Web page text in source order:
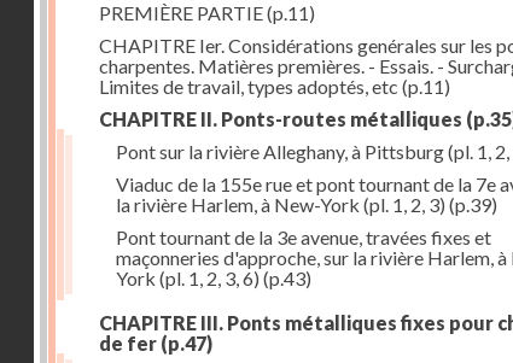
PREMIÈRE PARTIE(p.11)
CHAPITRE Ier. Considérations genérales sur les
charpentes. Matières premières. - Essais. -
Limites de travail, types adoptés, etc (p.11)
CHAPITRE II. Ponts-routes métalliques
Pont sur la rivière Alleghany, à Pittsburg (pl. 1, 2,
Viaduc de la 155e rue et pont tournant de la 7e
la rivière Harlem, à New-York (pl. 1, 2, 3) (p.39)
Pont tournant de la 3e avenue, travées fixes et
maçonneries d'approche, sur la rivière Harlem,
York (pl. 1, 2, 3, 6) (p.43)
CHAPITRE III. Ponts métalliques fixes pour
de fer (p.47)